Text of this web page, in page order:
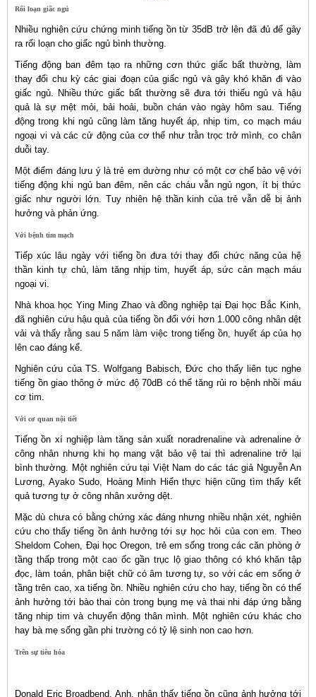
Rối loạn giấc ngủ
Nhiều nghiên cứu chứng minh tiếng ồn từ 35dB trở lên đã đủ để gây
ra rối loạn cho giấc ngủ bình thường.
Tiếng động ban đêm tạo ra những cơn thức giấc bất thường, làm
thay đổi chu kỳ các giai đoạn của giấc ngủ và gây khó khăn đi vào
giấc ngủ. Nhiều thức giấc bất thường sẽ đưa tới thiếu ngủ và hậu
quả là sự mệt mỏi, bải hoải, buồn chán vào ngày hôm sau. Tiếng
động trong khi ngủ cũng làm tăng huyết áp, nhịp tim, co mạch máu
ngoại vi và các cử động của cơ thể như trằn trọc trở mình, co chân
duỗi tay.
Một điểm đáng lưu ý là trẻ em dường như có một cơ chế bảo vệ với
tiếng động khi ngủ ban đêm, nên các cháu vẫn ngủ ngon, ít bị thức
giấc như người lớn. Tuy nhiên hệ thần kinh của trẻ vẫn dễ bị ảnh
hưởng và phản ứng.
Với bệnh tim mạch
Tiếp xúc lâu ngày với tiếng ồn đưa tới thay đổi chức năng của hệ
thần kinh tự chủ, làm tăng nhịp tim, huyết áp, sức cản mạch máu
ngoại vi.
Nhà khoa học Ying Ming Zhao và đồng nghiệp tại Đại học Bắc Kinh,
đã nghiên cứu hậu quả của tiếng ồn đối với hơn 1.000 công nhân dệt
vải và thấy rằng sau 5 năm làm việc trong tiếng ồn, huyết áp của họ
lên cao đáng kể.
Nghiên cứu của TS. Wolfgang Babisch, Đức cho thấy liên tục nghe
tiếng ồn giao thông ở mức độ 70dB có thể tăng rủi ro bệnh nhồi máu
cơ tim.
Với cơ quan nội tiết
Tiếng ồn xí nghiệp làm tăng sản xuất noradrenaline và adrenaline ở
công nhân nhưng khi họ mang vật bảo vệ tai thì adrenaline trở lại
bình thường. Một nghiên cứu tại Việt Nam do các tác giả Nguyễn An
Lương, Ayako Sudo, Hoàng Minh Hiển thực hiện cũng tìm thấy kết
quả tương tự ở công nhân xưởng dệt.
Mặc dù chưa có bằng chứng xác đáng nhưng nhiều nhận xét, nghiên
cứu cho thấy tiếng ồn ảnh hưởng tới sự học hỏi của con em. Theo
Sheldom Cohen, Đại học Oregon, trẻ em sống trong các căn phòng ở
tầng thấp trong một cao ốc gần trục lộ giao thông có khó khăn tập
đọc, làm toán, phân biệt chữ có âm tương tự, so với các em sống ở
tầng trên cao, xa tiếng ồn. Nhiều nghiên cứu cho hay, tiếng ồn có thể
ảnh hưởng tới bào thai còn trong bụng mẹ và thai nhi đáp ứng bằng
tăng nhịp tim và chuyển động thân mình. Một nghiên cứu khác cho
hay bà mẹ sống gần phi trường có tỷ lệ sinh non cao hơn.
Trên sự tiêu hóa
Donald Eric Broadbend, Anh, nhận thấy tiếng ồn cũng ảnh hưởng tới